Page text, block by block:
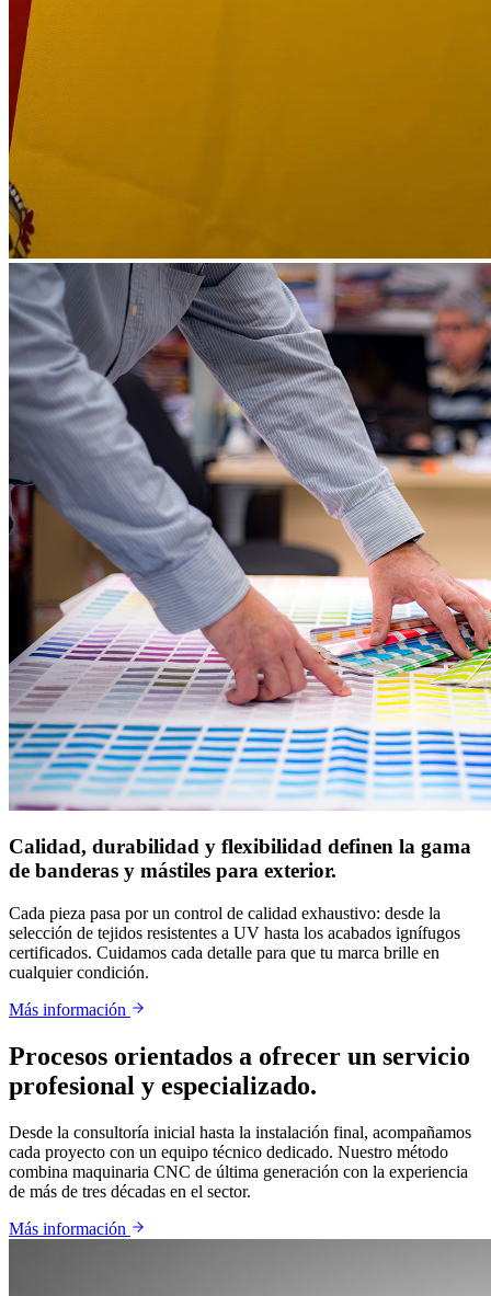
Calidad, durabilidad y flexibilidad definen la gama
de banderas y mástiles para exterior.
Cada pieza pasa por un control de calidad exhaustivo: desde la
selección de tejidos resistentes a UV hasta los acabados ignífugos
certificados. Cuidamos cada detalle para que tu marca brille en
cualquier condición.
Más información
Procesos orientados a ofrecer un servicio
profesional y especializado.
Desde la consultoría inicial hasta la instalación final, acompañamos
cada proyecto con un equipo técnico dedicado. Nuestro método
combina maquinaria CNC de última generación con la experiencia
de más de tres décadas en el sector.
Más información